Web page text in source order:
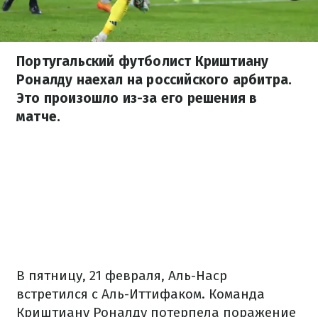
Португальский футболист Криштиану
Роналду наехал на российского арбитра.
Это произошло из-за его решения в
матче.
В пятницу, 21 февраля, Аль-Наср
встретился с Аль-Иттифаком. Команда
Криштиану Роналду потерпела поражение